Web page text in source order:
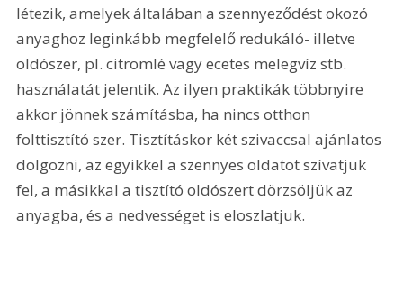
létezik, amelyek általában a szennyeződést okozó
anyaghoz leginkább megfelelő redukáló- illetve
oldószer, pl. citromlé vagy ecetes melegvíz stb.
használatát jelentik. Az ilyen praktikák többnyire
akkor jönnek számításba, ha nincs otthon
folttisztító szer. Tisztításkor két szivaccsal ajánlatos
dolgozni, az egyikkel a szennyes oldatot szívatjuk
fel, a másikkal a tisztító oldószert dörzsöljük az
anyagba, és a nedvességet is eloszlatjuk.